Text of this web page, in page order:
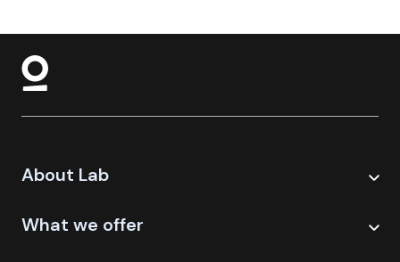
About Lab
What we offer